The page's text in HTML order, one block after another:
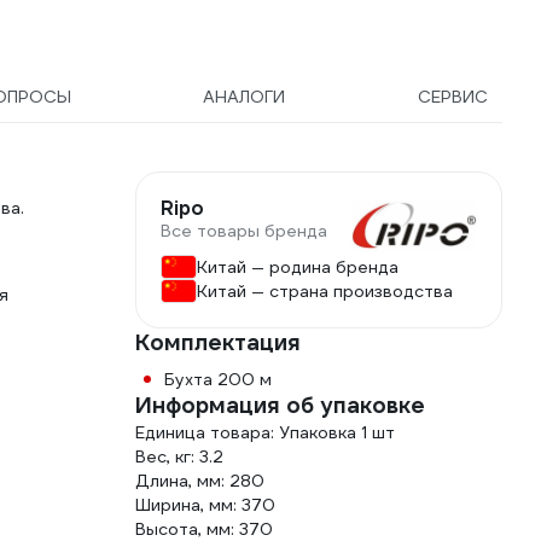
АНАЛОГИ СЕРВИС
Ripo
Все товары бренда
Китай — родина бренда
Китай — страна производства
Комплектация
Бухта 200 м
Информация об упаковке
Единица товара: Упаковка 1 шт
Вес, кг: 3.2
Длина, мм: 280
Ширина, мм: 370
Высота, мм: 370